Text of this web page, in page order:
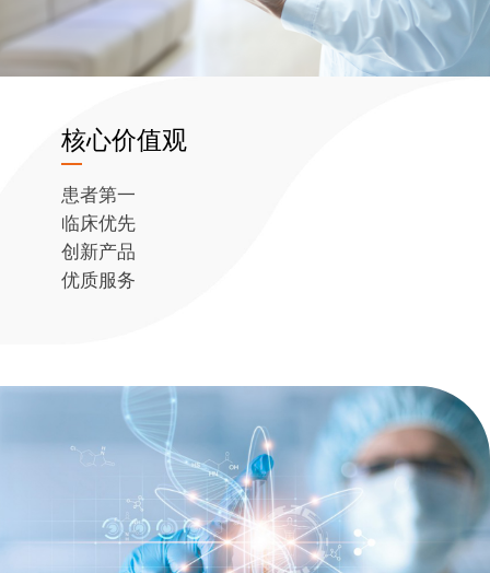
核心价值观
患者第一
临床优先
创新产品
优质服务